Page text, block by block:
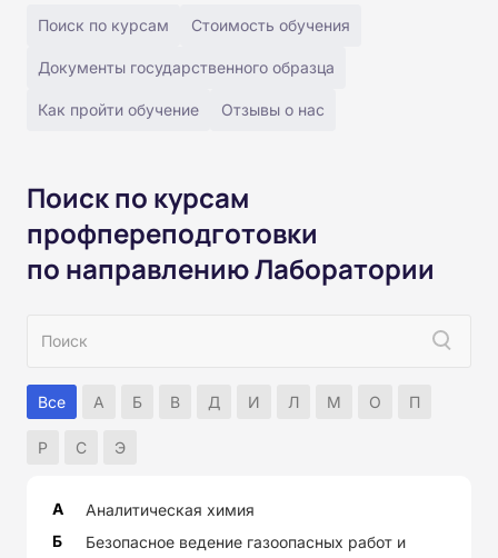
Поиск по курсам Стоимость обучения
Документы государственного образца
Как пройти обучение Отзывы о нас
Поиск по курсам
профпереподготовки
по направлению Лаборатории
Все А Б В Д И Л М О П
Р С Э
А
Аналитическая химия
Б
Безопасное ведение газоопасных работ и